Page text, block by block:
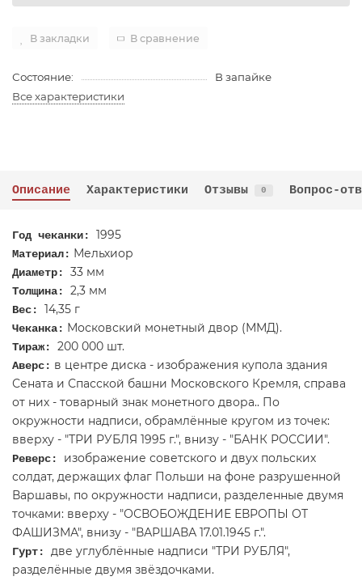
В закладки В сравнение
Состояние:
В запайке
Все характеристики
Описание Характеристики Отзывы 0 Вопрос-
​Год чеканки: 1995
Материал: Мельхиор
Диаметр: 33 мм
Толщина: 2,3 мм
Вес: 14,35 г
Чеканка: Московский монетный двор (ММД).
Тираж: 200 000 шт.
Аверс: в центре диска - изображения купола здания
Сената и Спасской башни Московского Кремля, справа
от них - товарный знак монетного двора.. По
окружности надписи, обрамлённые кругом из точек:
вверху - "ТРИ РУБЛЯ 1995 г.", внизу - "БАНК РОССИИ".
Реверс: изображение советского и двух польских
солдат, держащих флаг Польши на фоне разрушенной
Варшавы, по окружности надписи, разделенные двумя
точками: вверху - "ОСВОБОЖДЕНИЕ ЕВРОПЫ ОТ
ФАШИЗМА", внизу - "ВАРШАВА 17.01.1945 г.".
Гурт: две углублённые надписи "ТРИ РУБЛЯ",
разделённые двумя звёздочками.